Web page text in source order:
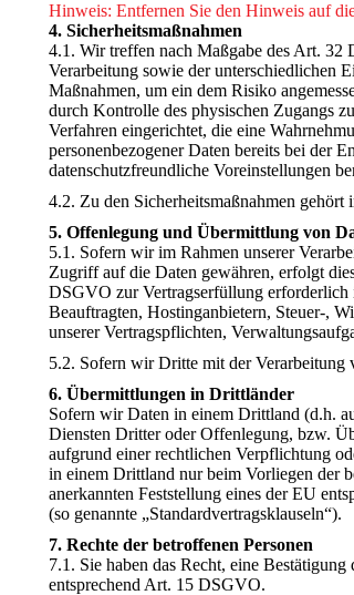
Hinweis: Entfernen Sie den Hinweis auf
4. Sicherheitsmaßnahmen
4.1. Wir treffen nach Maßgabe des Art. 32
Verarbeitung sowie der unterschiedlichen
Maßnahmen, um ein dem Risiko
durch Kontrolle des physischen Zugangs
Verfahren eingerichtet, die eine
personenbezogener Daten bereits bei der
datenschutzfreundliche Voreinstellungen
4.2. Zu den Sicherheitsmaßnahmen
5. Offenlegung und Übermittlung von
5.1. Sofern wir im Rahmen unserer
Zugriff auf die Daten gewähren, erfolgt
DSGVO zur Vertragserfüllung erforderlich
Beauftragten, Hostinganbietern, Steuer-,
unserer Vertragspflichten,
5.2. Sofern wir Dritte mit der Verarbeitung
6. Übermittlungen in Drittländer
Sofern wir Daten in einem Drittland (d.h.
Diensten Dritter oder Offenlegung, bzw.
aufgrund einer rechtlichen Verpflichtung
in einem Drittland nur beim Vorliegen der
anerkannten Feststellung eines der EU
(so genannte „Standardvertragsklauseln“).
7. Rechte der betroffenen Personen
7.1. Sie haben das Recht, eine
entsprechend Art. 15 DSGVO.